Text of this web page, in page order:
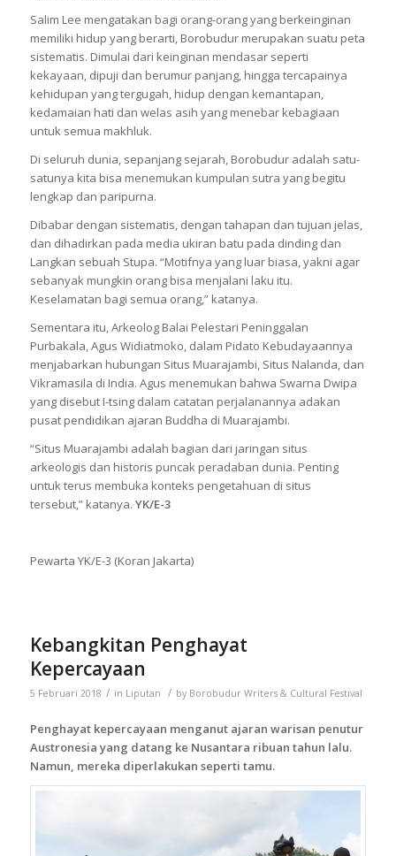
Salim Lee mengatakan bagi orang-orang yang berkeinginan
memiliki hidup yang berarti, Borobudur merupakan suatu peta
sistematis. Dimulai dari keinginan mendasar seperti
kekayaan, dipuji dan berumur panjang, hingga tercapainya
kehidupan yang tergugah, hidup dengan kemantapan,
kedamaian hati dan welas asih yang menebar kebagiaan
untuk semua makhluk.
Di seluruh dunia, sepanjang sejarah, Borobudur adalah satu-
satunya kita bisa menemukan kumpulan sutra yang begitu
lengkap dan paripurna.
Dibabar dengan sistematis, dengan tahapan dan tujuan jelas,
dan dihadirkan pada media ukiran batu pada dinding dan
Langkan sebuah Stupa. “Motifnya yang luar biasa, yakni agar
sebanyak mungkin orang bisa menjalani laku itu.
Keselamatan bagi semua orang,” katanya.
Sementara itu, Arkeolog Balai Pelestari Peninggalan
Purbakala, Agus Widiatmoko, dalam Pidato Kebudayaannya
menjabarkan hubungan Situs Muarajambi, Situs Nalanda, dan
Vikramasila di India. Agus menemukan bahwa Swarna Dwipa
yang disebut I-tsing dalam catatan perjalanannya adakan
pusat pendidikan ajaran Buddha di Muarajambi.
“Situs Muarajambi adalah bagian dari jaringan situs
arkeologis dan historis puncak peradaban dunia. Penting
untuk terus membuka konteks pengetahuan di situs
tersebut,” katanya. YK/E-3
Pewarta YK/E-3 (Koran Jakarta)
Kebangkitan Penghayat
Kepercayaan
5 Februari 2018 / in Liputan / by Borobudur Writers & Cultural Festival
Penghayat kepercayaan menganut ajaran warisan penutur
Austronesia yang datang ke Nusantara ribuan tahun lalu.
Namun, mereka diperlakukan seperti tamu.